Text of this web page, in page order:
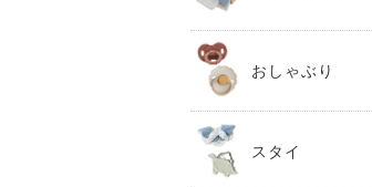
おしゃぶり
スタイ